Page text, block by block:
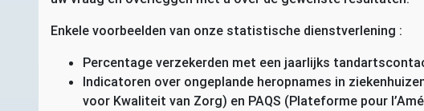
Enkele voorbeelden van onze statistische dienstverlening :
Percentage verzekerden met een jaarlijks
Indicatoren over ongeplande heropnames in
voor Kwaliteit van Zorg) en PAQS (Plateforme pour